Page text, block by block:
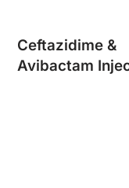
Ceftazidime &
Avibactam